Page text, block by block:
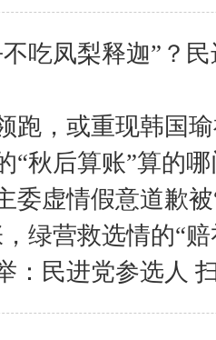
吃凤梨释迦”？
跑，或重现韩国
“秋后算账”算的
委虚情假意道歉
绿营救选情的“
：民进党参选人